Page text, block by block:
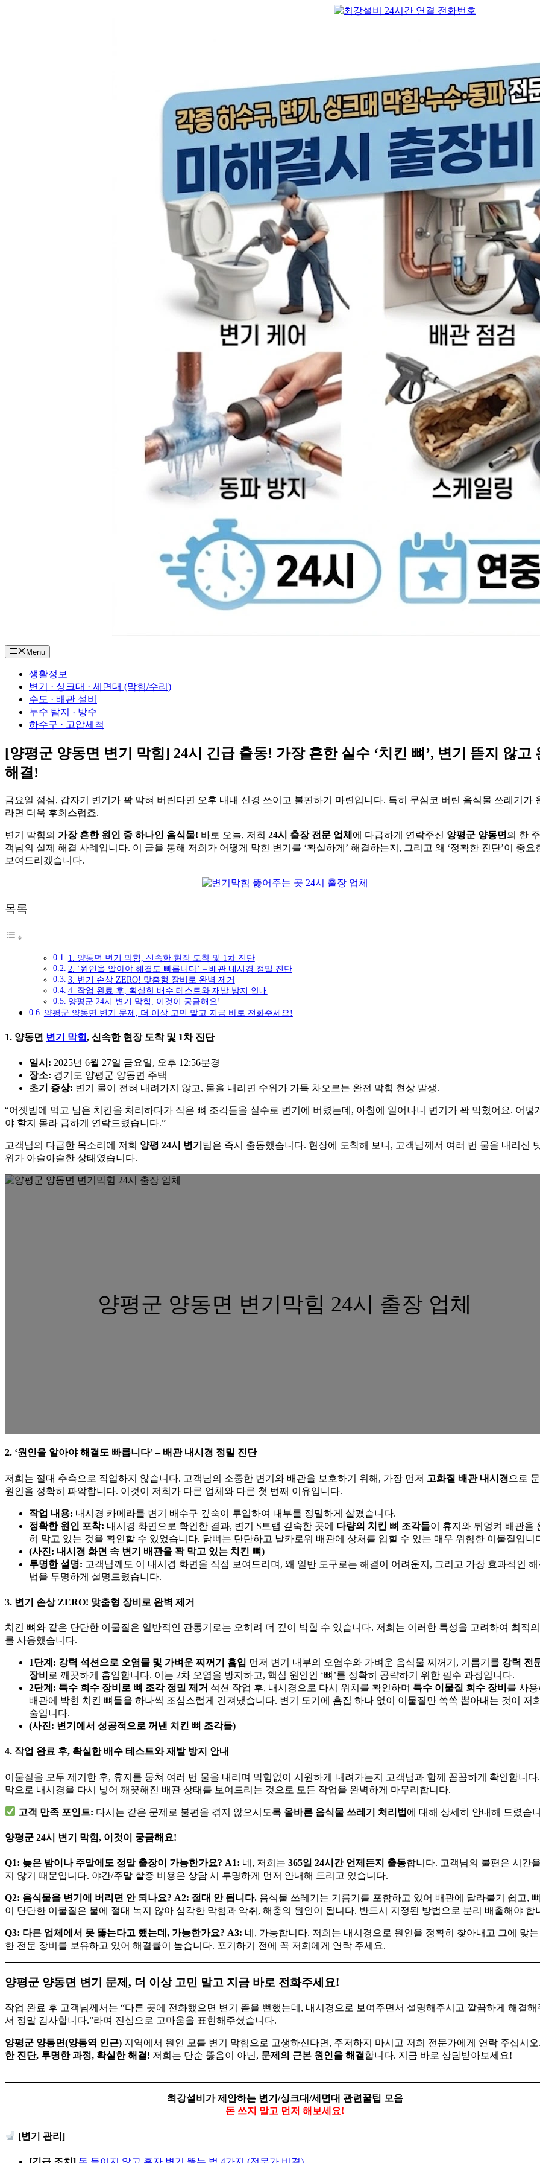
Menu
생활정보
변기 · 싱크대 · 세면대 (막힘/수리)
수도 · 배관 설비
누수 탐지 · 방수
하수구 · 고압세척
[양평군 양동면 변기 막힘] 24시 긴급 출동! 가장 흔한 실수 ‘치킨 뼈’, 변기 뜯지 않고
해결!
금요일 점심, 갑자기 변기가 꽉 막혀 버린다면 오후 내내 신경 쓰이고 불편하기 마련입니다. 특히 무심코 버린 음식물 쓰레기가
라면 더욱 후회스럽죠.
변기 막힘의 가장 흔한 원인 중 하나인 음식물! 바로 오늘, 저희 24시 출장 전문 업체 에 다급하게 연락주신 양평군 양동면 의 한
객님의 실제 해결 사례입니다. 이 글을 통해 저희가 어떻게 막힌 변기를 ‘확실하게’ 해결하는지, 그리고 왜 ‘정확한 진단’이 중요
보여드리겠습니다.
목록
1. 양동면 변기 막힘, 신속한 현장 도착 및 1차 진단
2. ‘원인을 알아야 해결도 빠릅니다’ – 배관 내시경 정밀 진단
3. 변기 손상 ZERO! 맞춤형 장비로 완벽 제거
4. 작업 완료 후, 확실한 배수 테스트와 재발 방지 안내
양평군 24시 변기 막힘, 이것이 궁금해요!
양평군 양동면 변기 문제, 더 이상 고민 말고 지금 바로 전화주세요!
1. 양동면 변기 막힘, 신속한 현장 도착 및 1차 진단
일시: 2025년 6월 27일 금요일, 오후 12:56분경
장소: 경기도 양평군 양동면 주택
초기 증상: 변기 물이 전혀 내려가지 않고, 물을 내리면 수위가 가득 차오르는 완전 막힘 현상 발생.
“어젯밤에 먹고 남은 치킨을 처리하다가 작은 뼈 조각들을 실수로 변기에 버렸는데, 아침에 일어나니 변기가 꽉 막혔어요. 어떻
야 할지 몰라 급하게 연락드렸습니다.”
고객님의 다급한 목소리에 저희 양평 24시 변기 팀은 즉시 출동했습니다. 현장에 도착해 보니, 고객님께서 여러 번 물을 내리신
위가 아슬아슬한 상태였습니다.
양평군 양동면 변기막힘 24시 출장 업체
2. ‘원인을 알아야 해결도 빠릅니다’ – 배관 내시경 정밀 진단
저희는 절대 추측으로 작업하지 않습니다. 고객님의 소중한 변기와 배관을 보호하기 위해, 가장 먼저 고화질 배관 내시경으로
원인을 정확히 파악합니다. 이것이 저희가 다른 업체와 다른 첫 번째 이유입니다.
작업 내용: 내시경 카메라를 변기 배수구 깊숙이 투입하여 내부를 정밀하게 살폈습니다.
정확한 원인 포착: 내시경 화면으로 확인한 결과, 변기 S트랩 깊숙한 곳에 다량의 치킨 뼈 조각들이 휴지와 뒤엉켜 배관을
히 막고 있는 것을 확인할 수 있었습니다. 닭뼈는 단단하고 날카로워 배관에 상처를 입힐 수 있는 매우 위험한 이물질입니
(사진: 내시경 화면 속 변기 배관을 꽉 막고 있는 치킨 뼈)
투명한 설명: 고객님께도 이 내시경 화면을 직접 보여드리며, 왜 일반 도구로는 해결이 어려운지, 그리고 가장 효과적인
법을 투명하게 설명드렸습니다.
3. 변기 손상 ZERO! 맞춤형 장비로 완벽 제거
치킨 뼈와 같은 단단한 이물질은 일반적인 관통기로는 오히려 더 깊이 박힐 수 있습니다. 저희는 이러한 특성을 고려하여 최적의
를 사용했습니다.
1단계: 강력 석션으로 오염물 및 가벼운 찌꺼기 흡입 먼저 변기 내부의 오염수와 가벼운 음식물 찌꺼기, 기름기를 강력 전
장비 로 깨끗하게 흡입합니다. 이는 2차 오염을 방지하고, 핵심 원인인 ‘뼈’를 정확히 공략하기 위한 필수 과정입니다.
2단계: 특수 회수 장비로 뼈 조각 정밀 제거 석션 작업 후, 내시경으로 다시 위치를 확인하며 특수 이물질 회수 장비 를 사용
배관에 박힌 치킨 뼈들을 하나씩 조심스럽게 건져냈습니다. 변기 도기에 흠집 하나 없이 이물질만 쏙쏙 뽑아내는 것이 저
술입니다.
(사진: 변기에서 성공적으로 꺼낸 치킨 뼈 조각들)
4. 작업 완료 후, 확실한 배수 테스트와 재발 방지 안내
이물질을 모두 제거한 후, 휴지를 뭉쳐 여러 번 물을 내리며 막힘없이 시원하게 내려가는지 고객님과 함께 꼼꼼하게 확인합니다.
막으로 내시경을 다시 넣어 깨끗해진 배관 상태를 보여드리는 것으로 모든 작업을 완벽하게 마무리합니다.
고객 만족 포인트: 다시는 같은 문제로 불편을 겪지 않으시도록 올바른 음식물 쓰레기 처리법 에 대해 상세히 안내해 드렸습
양평군 24시 변기 막힘, 이것이 궁금해요!
Q1: 늦은 밤이나 주말에도 정말 출장이 가능한가요? A1: 네, 저희는 365일 24시간 언제든지 출동합니다. 고객님의 불편은 시간
지 않기 때문입니다. 야간/주말 할증 비용은 상담 시 투명하게 먼저 안내해 드리고 있습니다.
Q2: 음식물을 변기에 버리면 안 되나요? A2: 절대 안 됩니다. 음식물 쓰레기는 기름기를 포함하고 있어 배관에 달라붙기 쉽고,
이 단단한 이물질은 물에 절대 녹지 않아 심각한 막힘과 악취, 해충의 원인이 됩니다. 반드시 지정된 방법으로 분리 배출해야 합
Q3: 다른 업체에서 못 뚫는다고 했는데, 가능한가요? A3: 네, 가능합니다. 저희는 내시경으로 원인을 정확히 찾아내고 그에 맞
한 전문 장비를 보유하고 있어 해결률이 높습니다. 포기하기 전에 꼭 저희에게 연락 주세요.
양평군 양동면 변기 문제, 더 이상 고민 말고 지금 바로 전화주세요!
작업 완료 후 고객님께서는 “다른 곳에 전화했으면 변기 뜯을 뻔했는데, 내시경으로 보여주면서 설명해주시고 깔끔하게 해결해
서 정말 감사합니다.”라며 진심으로 고마움을 표현해주셨습니다.
양평군 양동면(양동역 인근) 지역에서 원인 모를 변기 막힘으로 고생하신다면, 주저하지 마시고 저희 전문가에게 연락 주십시오.
한 진단, 투명한 과정, 확실한 해결! 저희는 단순 뚫음이 아닌, 문제의 근본 원인을 해결 합니다. 지금 바로 상담받아보세요!
최강설비가 제안하는 변기/싱크대/세면대 관련꿀팁 모음
돈 쓰지 말고 먼저 해보세요!
[변기 관리]